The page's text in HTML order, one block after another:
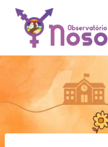
Pular
Conteúdo